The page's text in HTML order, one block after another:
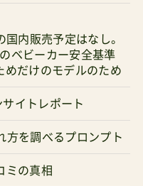
内販売予定はなし。
ベビーカー安全基準
めだけのモデルのため
イトレポート
方を調べるプロンプト
ミの真相